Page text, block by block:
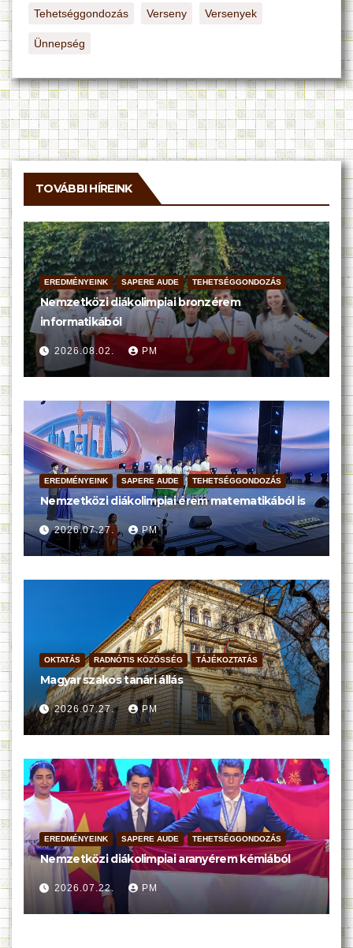
Tehetséggondozás Verseny Versenyek
Ünnepség
TOVÁBBI HÍREINK
EREDMÉNYEINK SAPERE AUDE TEHETSÉGGONDOZÁS
Nemzetközi diákolimpiai bronzérem
informatikából
2026.08.02. PM
EREDMÉNYEINK SAPERE AUDE TEHETSÉGGONDOZÁS
Nemzetközi diákolimpiai érem matematikából is
2026.07.27. PM
OKTATÁS RADNÓTIS KÖZÖSSÉG TÁJÉKOZTATÁS
Magyar szakos tanári állás
2026.07.27. PM
EREDMÉNYEINK SAPERE AUDE TEHETSÉGGONDOZÁS
Nemzetközi diákolimpiai aranyérem kémiából
2026.07.22. PM